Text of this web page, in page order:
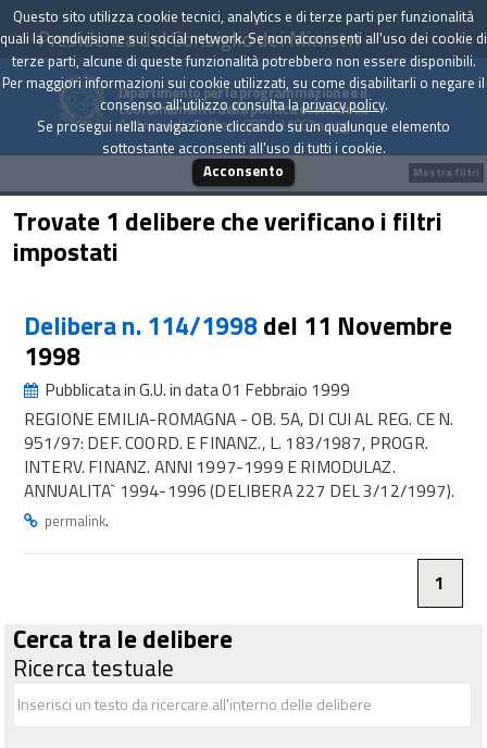
Presidenza del Consiglio dei Ministri
Dipartimento per la programmazione e il
coordinamento della politica economica
Archivio delle Delibere CIPE dal 1967 a oggi
Trovate 1 delibere che verificano i filtri
impostati
Delibera n. 114/1998del 11 Novembre
1998
Pubblicata in G.U. in data 01 Febbraio 1999
REGIONE EMILIA-ROMAGNA - OB. 5A, DI CUI AL REG. CE N.
951/97: DEF. COORD. E FINANZ., L. 183/1987, PROGR.
INTERV. FINANZ. ANNI 1997-1999 E RIMODULAZ.
ANNUALITA` 1994-1996 (DELIBERA 227 DEL 3/12/1997).
permalink.
1
Cerca tra le delibere
Ricerca testuale
Mostra filtri
Questo sito utilizza cookie tecnici, analytics e di terze parti per funzionalità
quali la condivisione sui social network. Se non acconsenti all'uso dei cookie di
terze parti, alcune di queste funzionalità potrebbero non essere disponibili.
Per maggiori informazioni sui cookie utilizzati, su come disabilitarli o negare il
consenso all'utilizzo consulta laprivacy policy.
Se prosegui nella navigazione cliccando su un qualunque elemento
sottostante acconsenti all'uso di tutti i cookie.
Acconsento